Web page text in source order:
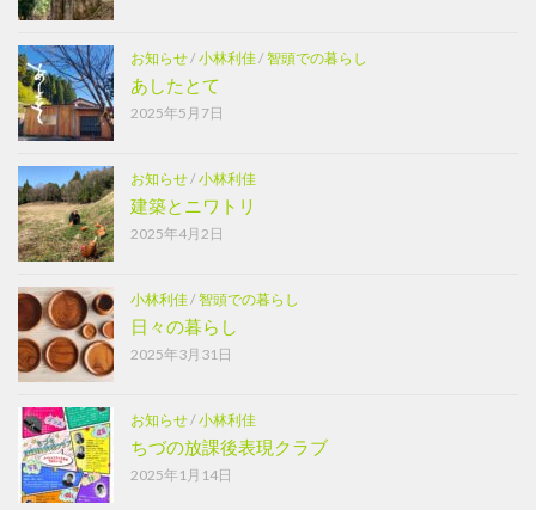
お知らせ/小林利佳/智頭での暮らし
あしたとて
2025年5月7日
お知らせ/小林利佳
建築とニワトリ
2025年4月2日
小林利佳/智頭での暮らし
日々の暮らし
2025年3月31日
お知らせ/小林利佳
ちづの放課後表現クラブ
2025年1月14日